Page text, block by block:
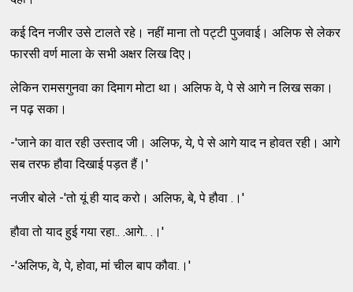
कई दिन नजीर उसे टालते रहे। नहीं माना तो पट्टी पुजवाई। अलिफ से लेकर
फारसी वर्ण माला के सभी अक्षर लिख दिए।
लेकिन रामसगुनवा का दिमाग मोटा था। अलिफ वे, पे से आगे न लिख सका।
न पढ़ सका।
-'जाने का वात रही उस्ताद जी। अलिफ, ये, पे से आगे याद न होवत रही। आगे
सब तरफ हौवा दिखाई पड़त हैं।'
नजीर बोले -'तो यूं ही याद करो। अलिफ, बे, पे हौवा .।'
हौवा तो याद हुई गया रहा.. .आगे.. .।'
-'अलिफ, वे, पे, होवा, मां चील बाप कौवा.।'